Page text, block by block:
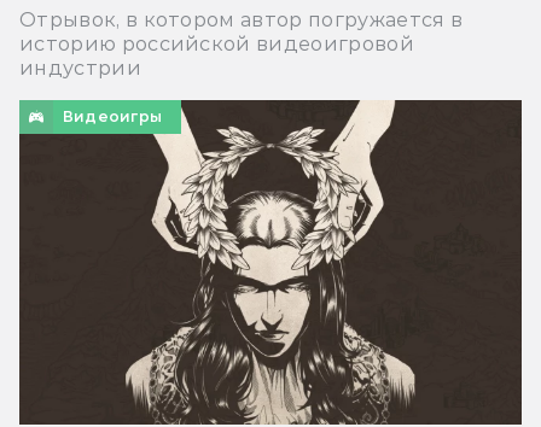
Отрывок, в котором автор погружается в
историю российской видеоигровой
индустрии
Видеоигры